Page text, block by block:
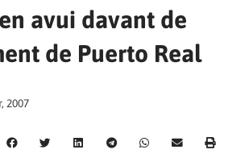
avui davant de
de Puerto Real
2007